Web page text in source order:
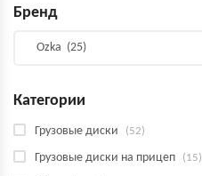
Бренд
Категории
Грузовые диски (52)
Грузовые диски на прицеп (15)